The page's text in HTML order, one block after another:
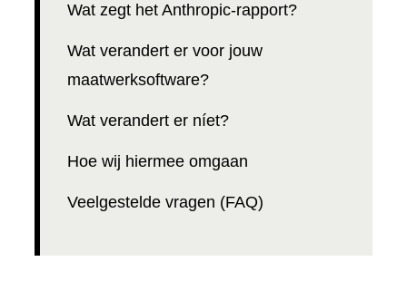
Wat zegt het Anthropic-rapport?
Wat verandert er voor jouw
maatwerksoftware?
Wat verandert er níet?
Hoe wij hiermee omgaan
Veelgestelde vragen (FAQ)